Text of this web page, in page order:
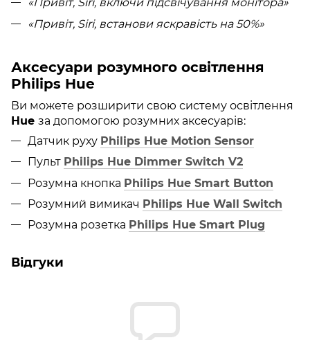
«Привіт, Siri, включи підсвічування монітора»
«Привіт, Siri, встанови яскравість на 50%»
Аксесуари розумного освітлення
Philips Hue
Ви можете розширити свою систему освітлення
Hue за допомогою розумних аксесуарів:
Датчик руху Philips Hue Motion Sensor
Пульт Philips Hue Dimmer Switch V2
Розумна кнопка Philips Hue Smart Button
Розумний вимикач Philips Hue Wall Switch
Розумна розетка Philips Hue Smart Plug
Відгуки